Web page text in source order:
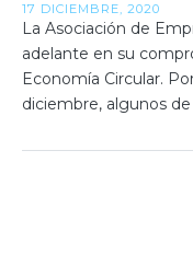
17 DICIEMBRE, 2020
La Asociación de
adelante en su
Economía Circular.
diciembre, algunos